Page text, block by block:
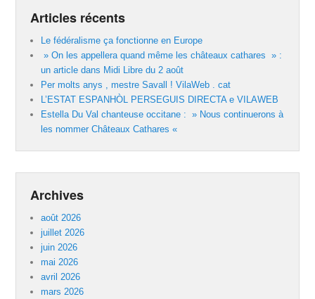
Articles récents
Le fédéralisme ça fonctionne en Europe
» On les appellera quand même les châteaux cathares » :
un article dans Midi Libre du 2 août
Per molts anys , mestre Savall ! VilaWeb . cat
L’ESTAT ESPANHÒL PERSEGUIS DIRECTA e VILAWEB
Estella Du Val chanteuse occitane : » Nous continuerons à
les nommer Châteaux Cathares «
Archives
août 2026
juillet 2026
juin 2026
mai 2026
avril 2026
mars 2026